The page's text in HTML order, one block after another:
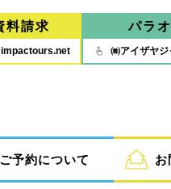
料請求 パラ
㈱アイザヤ
ご予約について お